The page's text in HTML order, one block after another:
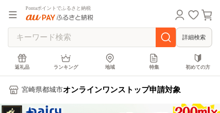
Pontaポイントでふるさと納税
詳細検索
返礼品 ランキング 地域 特集 初めての方
宮崎県都城市オンラインワンストップ申請対象